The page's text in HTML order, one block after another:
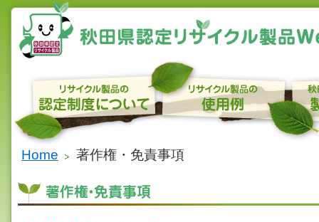
Home 著作権・免責事項